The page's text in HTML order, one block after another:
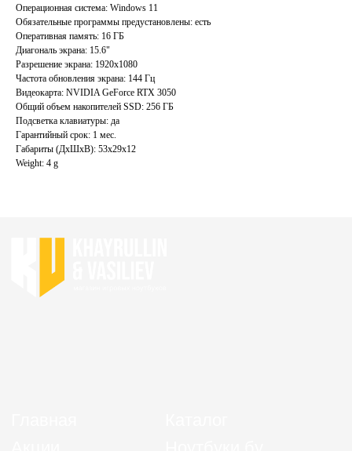
Операционная система: Windows 11
Обязательные программы предустановлены: есть
Оперативная память: 16 ГБ
Диагональ экрана: 15.6"
Разрешение экрана: 1920x1080
Частота обновления экрана: 144 Гц
Видеокарта: NVIDIA GeForce RTX 3050
Общий объем накопителей SSD: 256 ГБ
Подсветка клавиатуры: да
Гарантийный срок: 1 мес.
Габариты (ДхШхВ): 53x29x12
Weight: 4 g
ИП Хайруллин Ильдар Тагирович
ОГРНИП 324774600152309
Главная
Акции
Контакты
Преимущества
Отзывы
Каталог
Игровые ноутбуки бу
Ноутбуки для работы бу
Ноутбуки для учебы бу